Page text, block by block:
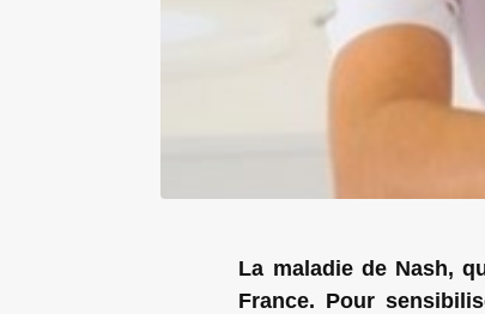
La maladie de Nash,
France. Pour